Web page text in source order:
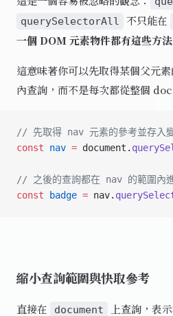
querySelectorAll 不只能在
一個 DOM 元素物件都有這些方法
這意味著你可以先取得某個父元
內查詢，而不是每次都從整個
// 先取得 nav 元素的參考並存入
const nav = document.
// 之後的查詢都在 nav 的範圍內
const badge = nav.
縮小查詢範圍與快取參考
直接在 document
上查詢，表